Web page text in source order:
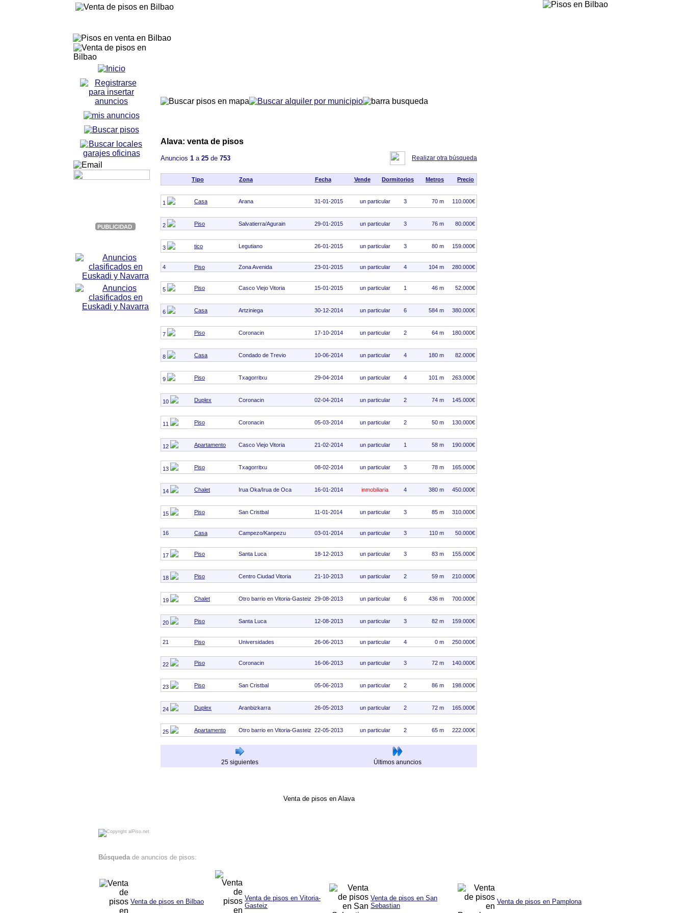
Alava: venta de pisos
Anuncios 1 a 25 de 753 Realizar otra búsqueda
Tipo Zona Fecha Vende Dormitorios Metros Precio
1 Casa Arana 31-01-2015 un particular 3 70 m 110.000€
2 Piso Salvatierra/Agurain 29-01-2015 un particular 3 76 m 80.000€
3 tico Legutiano 26-01-2015 un particular 3 80 m 159.000€
4 Piso Zona Avenida 23-01-2015 un particular 4 104 m 280.000€
5 Piso Casco Viejo Vitoria 15-01-2015 un particular 1 46 m 52.000€
6 Casa Artziniega 30-12-2014 un particular 6 584 m 380.000€
7 Piso Coronacin 17-10-2014 un particular 2 64 m 180.000€
8 Casa Condado de Trevio 10-06-2014 un particular 4 180 m 82.000€
9 Piso Txagorritxu 29-04-2014 un particular 4 101 m 263.000€
10 Duplex Coronacin 02-04-2014 un particular 2 74 m 145.000€
11 Piso Coronacin 05-03-2014 un particular 2 50 m 130.000€
12 Apartamento Casco Viejo Vitoria 21-02-2014 un particular 1 58 m 190.000€
13 Piso Txagorritxu 08-02-2014 un particular 3 78 m 165.000€
14 Chalet Irua Oka/Irua de Oca 16-01-2014 inmobiliaria 4 380 m 450.000€
15 Piso San Cristbal 11-01-2014 un particular 3 85 m 310.000€
16 Casa Campezo/Kanpezu 03-01-2014 un particular 3 110 m 50.000€
17 Piso Santa Luca 18-12-2013 un particular 3 83 m 155.000€
18 Piso Centro Ciudad Vitoria 21-10-2013 un particular 2 59 m 210.000€
19 Chalet Otro barrio en Vitoria-Gasteiz 29-08-2013 un particular 6 436 m 700.000€
20 Piso Santa Luca 12-08-2013 un particular 3 82 m 159.000€
21 Piso Universidades 26-06-2013 un particular 4 0 m 250.000€
22 Piso Coronacin 16-06-2013 un particular 3 72 m 140.000€
23 Piso San Cristbal 05-06-2013 un particular 2 86 m 198.000€
24 Duplex Aranbizkarra 26-05-2013 un particular 2 72 m 165.000€
25 Apartamento Otro barrio en Vitoria-Gasteiz 22-05-2013 un particular 2 65 m 222.000€
25 siguientes Últimos anuncios
Venta de pisos en Alava
Búsquedade anuncios de pisos:
Venta de pisos en Bilbao
Venta de pisos en Vitoria-
Gasteiz
Venta de pisos en San
Sebastian
Venta de pisos en Pamplona